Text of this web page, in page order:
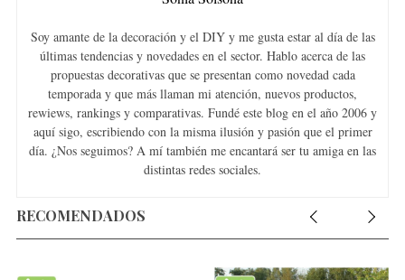
Soy amante de la decoración y el DIY y me gusta estar al día de las
últimas tendencias y novedades en el sector. Hablo acerca de las
propuestas decorativas que se presentan como novedad cada
temporada y que más llaman mi atención, nuevos productos,
rewiews, rankings y comparativas. Fundé este blog en el año 2006 y
aquí sigo, escribiendo con la misma ilusión y pasión que el primer
día. ¿Nos seguimos? A mí también me encantará ser tu amiga en las
distintas redes sociales.
RECOMENDADOS